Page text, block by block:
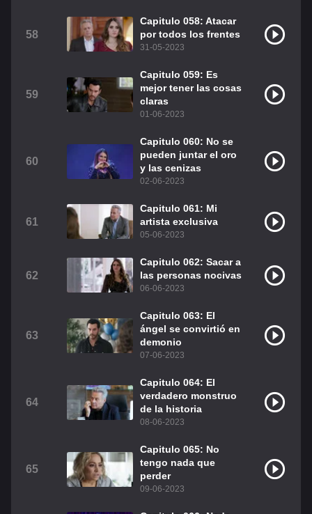
58
Capitulo 058: Atacar
por todos los frentes
31-05-2023
59
Capitulo 059: Es
mejor tener las cosas
claras
01-06-2023
60
Capitulo 060: No se
pueden juntar el oro
y las cenizas
02-06-2023
61
Capitulo 061: Mi
artista exclusiva
05-06-2023
62
Capitulo 062: Sacar a
las personas nocivas
06-06-2023
63
Capitulo 063: El
ángel se convirtió en
demonio
07-06-2023
64
Capitulo 064: El
verdadero monstruo
de la historia
08-06-2023
65
Capitulo 065: No
tengo nada que
perder
09-06-2023